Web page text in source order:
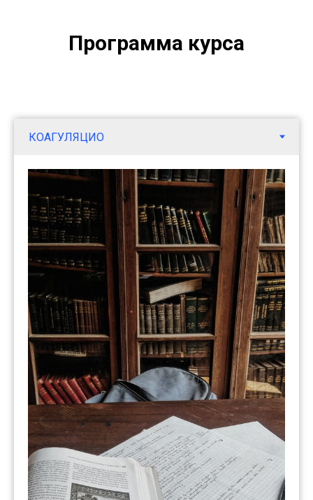
Программа курса